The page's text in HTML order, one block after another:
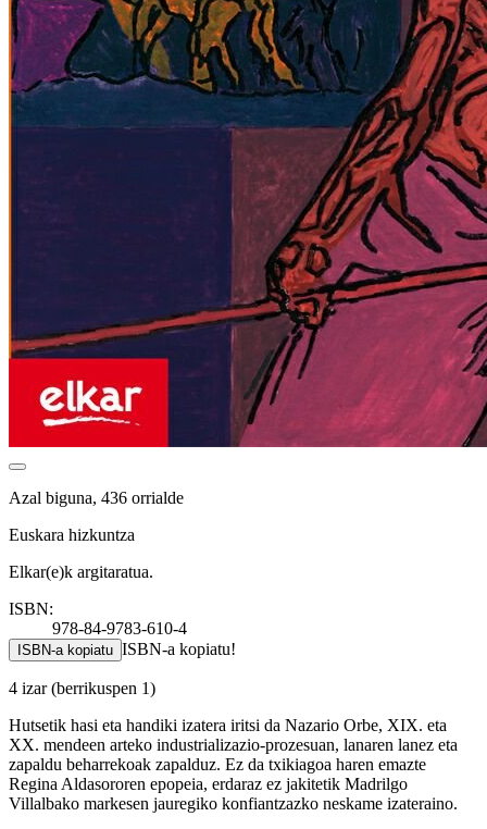
Azal biguna, 436 orrialde
Euskara hizkuntza
Elkar(e)k argitaratua.
ISBN:
978-84-9783-610-4
ISBN-a kopiatu ISBN-a kopiatu!
4 izar(berrikuspen 1)
Hutsetik hasi eta handiki izatera iritsi da Nazario Orbe, XIX. eta
XX. mendeen arteko industrializazio-prozesuan, lanaren lanez eta
zapaldu beharrekoak zapalduz. Ez da txikiagoa haren emazte
Regina Aldasororen epopeia, erdaraz ez jakitetik Madrilgo
Villalbako markesen jauregiko konfiantzazko neskame izateraino.